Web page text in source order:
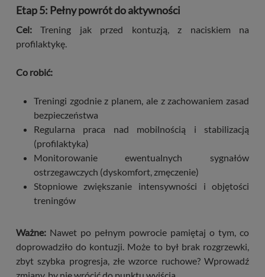
Etap 5: Pełny powrót do aktywności
Cel:Trening jak przed kontuzją, z naciskiem na
profilaktykę.
Co robić:
Treningi zgodnie z planem, ale z zachowaniem zasad
bezpieczeństwa
Regularna praca nad mobilnością i stabilizacją
(profilaktyka)
Monitorowanie ewentualnych sygnałów
ostrzegawczych (dyskomfort, zmęczenie)
Stopniowe zwiększanie intensywności i objętości
treningów
Ważne:Nawet po pełnym powrocie pamiętaj o tym, co
doprowadziło do kontuzji. Może to był brak rozgrzewki,
zbyt szybka progresja, złe wzorce ruchowe? Wprowadź